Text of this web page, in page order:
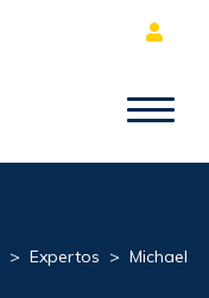
> Expertos > Michael